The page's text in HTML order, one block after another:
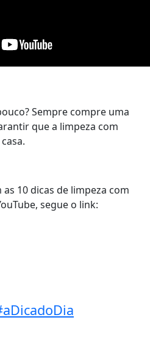
Sempre compre uma
que a limpeza com
10 dicas de limpeza com
segue o link: